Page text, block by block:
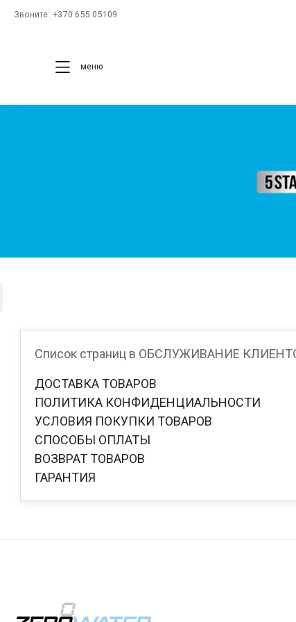
Звоните: +370 655 05109
меню
Список страниц в ОБСЛУЖИВАНИЕ
ДОСТАВКА ТОВАРОВ
ПОЛИТИКА КОНФИДЕНЦИАЛЬНОСТИ
УСЛОВИЯ ПОКУПКИ ТОВАРОВ
СПОСОБЫ ОПЛАТЫ
ВОЗВРАТ ТОВАРОВ
ГАРАНТИЯ